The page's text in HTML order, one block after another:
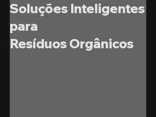
Soluções Inteligentes
para
Resíduos Orgânicos